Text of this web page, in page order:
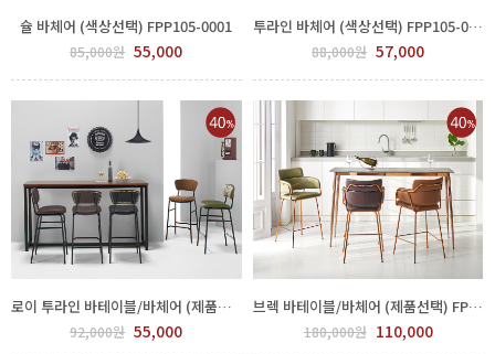
슐 바체어 (색상선택) FPP105-0001
85,000원 55,000
투라인 바체어 (색상선택) FPP105-0009
88,000원 57,000
로이 투라인 바테이블/바체어 (제품선택) FPP117-0004
92,000원 55,000
브렉 바테이블/바체어 (제품선택) FPP115-0004
180,000원 110,000